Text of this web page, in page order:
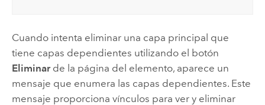
Cuando intenta eliminar una capa principal que
tiene capas dependientes utilizando el botón
Eliminarde la página del elemento, aparece un
mensaje que enumera las capas dependientes. Este
mensaje proporciona vínculos para ver y eliminar